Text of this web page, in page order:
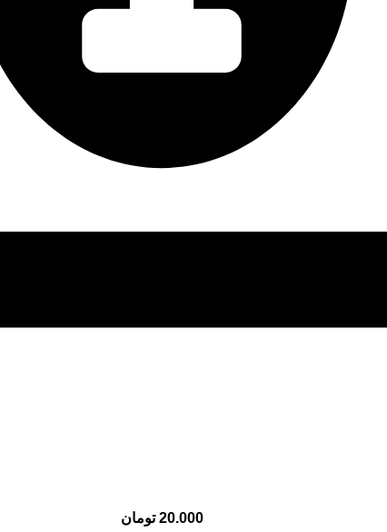
20.000 تومان